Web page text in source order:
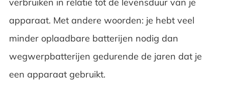
apparaat. Met andere woorden: je hebt veel
minder oplaadbare batterijen nodig dan
wegwerpbatterijen gedurende de jaren dat je
een apparaat gebruikt.